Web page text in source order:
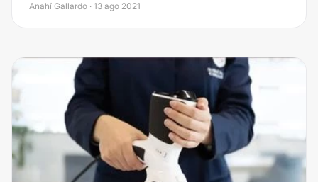
Anahí Gallardo · 13 ago 2021